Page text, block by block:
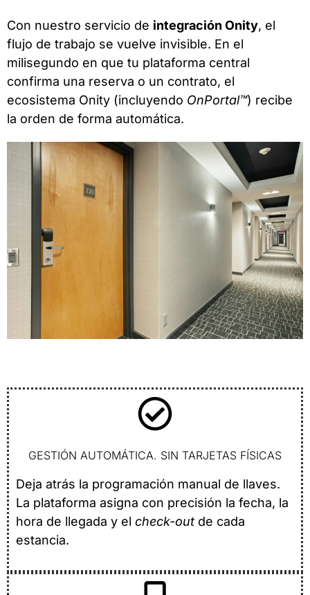
Con nuestro servicio de integración Onity, el
flujo de trabajo se vuelve invisible. En el
milisegundo en que tu plataforma central
confirma una reserva o un contrato, el
ecosistema Onity (incluyendo OnPortal™) recibe
la orden de forma automática.
GESTIÓN AUTOMÁTICA. SIN TARJETAS FÍSICAS
Deja atrás la programación manual de llaves.
La plataforma asigna con precisión la fecha, la
hora de llegada y el check-out de cada
estancia.